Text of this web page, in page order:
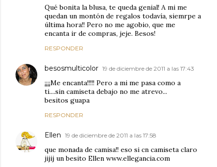
Qué bonita la blusa, te queda genial! A mi me
quedan un montón de regalos todavía, siemrpe a
última hora!! Pero no me agobio, que me
encanta ir de compras, jeje. Besos!
RESPONDER
besosmulticolor 19 de diciembre de 2011 a las 17:43
¡¡¡¡Me encanta!!!!! Pero a mi me pasa como a
ti....sin camiseta debajo no me atrevo...
besitos guapa
RESPONDER
Ellen 19 de diciembre de 2011 a las 17:58
que monada de camisa!! eso si cn camiseta claro
jijij un besito Ellen www.ellegancia.com